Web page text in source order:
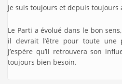
Je suis toujours et depuis toujours
Le Parti a évolué dans le bon
il devrait l’être pour toute
j’espère qu’il retrouvera son
toujours bien besoin.